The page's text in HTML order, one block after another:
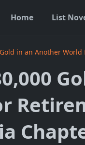
Home List
in an Another